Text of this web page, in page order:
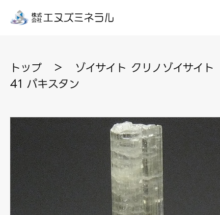
トップ ＞
ゾイサイト クリノゾイサイト
41 パキスタン